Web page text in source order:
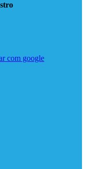
com google